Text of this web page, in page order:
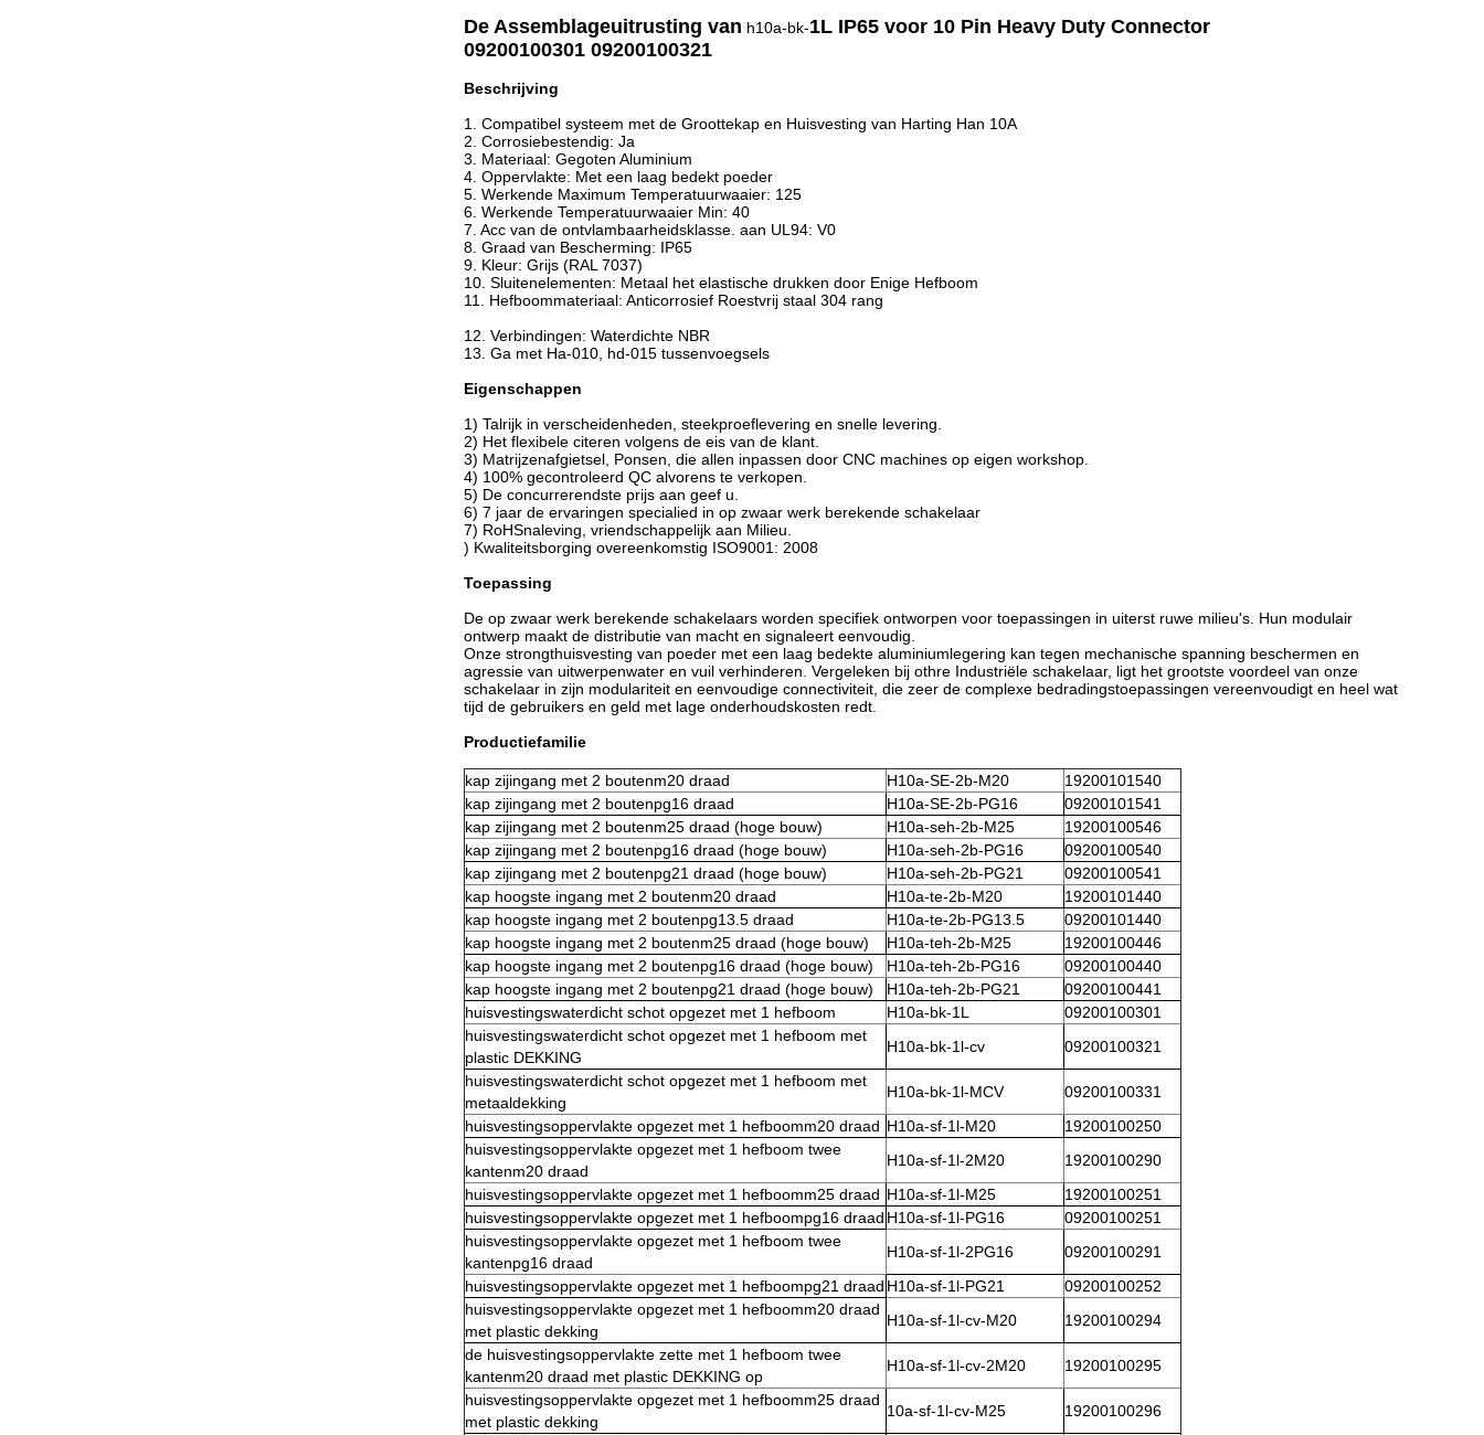
De Assemblageuitrusting van h10a-bk-1L IP65 voor 10 Pin Heavy Duty Connector
09200100301 09200100321
Beschrijving
1. Compatibel systeem met de Groottekap en Huisvesting van Harting Han 10A
2. Corrosiebestendig: Ja
3. Materiaal: Gegoten Aluminium
4. Oppervlakte: Met een laag bedekt poeder
5. Werkende Maximum Temperatuurwaaier: 125
6. Werkende Temperatuurwaaier Min: 40
7. Acc van de ontvlambaarheidsklasse. aan UL94: V0
8. Graad van Bescherming: IP65
9. Kleur: Grijs (RAL 7037)
10. Sluitenelementen: Metaal het elastische drukken door Enige Hefboom
11. Hefboommateriaal: Anticorrosief Roestvrij staal 304 rang
12. Verbindingen: Waterdichte NBR
13. Ga met Ha-010, hd-015 tussenvoegsels
Eigenschappen
1) Talrijk in verscheidenheden, steekproeflevering en snelle levering.
2) Het flexibele citeren volgens de eis van de klant.
3) Matrijzenafgietsel, Ponsen, die allen inpassen door CNC machines op eigen workshop
4) 100% gecontroleerd QC alvorens te verkopen.
5) De concurrerendste prijs aan geef u.
6) 7 jaar de ervaringen specialied in op zwaar werk berekende schakelaar
7) RoHSnaleving, vriendschappelijk aan Milieu.
) Kwaliteitsborging overeenkomstig ISO9001: 2008
Toepassing
De op zwaar werk berekende schakelaars worden specifiek ontworpen voor toepassingen in uiterst ruwe milieu's. Hun modulair
ontwerp maakt de distributie van macht en signaleert eenvoudig.
Onze strongthuisvesting van poeder met een laag bedekte aluminiumlegering kan tegen mechanische spanning beschermen en
agressie van uitwerpenwater en vuil verhinderen. Vergeleken bij othre Industriële schakelaar, ligt het grootste voordeel van onze
schakelaar in zijn modulariteit en eenvoudige connectiviteit, die zeer de complexe bedradingstoepassingen vereenvoudigt en heel wat
tijd de gebruikers en geld met lage onderhoudskosten redt.
Productiefamilie
kap zijingang met 2 boutenm20 draad H10a-SE-2b-M20
19200101540
kap zijingang met 2 boutenpg16 draad
H10a-SE-2b-PG16
09200101541
kap zijingang met 2 boutenm25 draad (hoge bouw)
H10a-seh-2b-M25
19200100546
kap zijingang met 2 boutenpg16 draad (hoge bouw)
H10a-seh-2b-PG16
09200100540
kap zijingang met 2 boutenpg21 draad (hoge bouw)
H10a-seh-2b-PG21
09200100541
kap hoogste ingang met 2 boutenm20 draad
H10a-te-2b-M20
19200101440
kap hoogste ingang met 2 boutenpg13.5 draad
H10a-te-2b-PG13.5
09200101440
kap hoogste ingang met 2 boutenm25 draad (hoge bouw)
H10a-teh-2b-M25
19200100446
kap hoogste ingang met 2 boutenpg16 draad (hoge bouw)
H10a-teh-2b-PG16
09200100440
kap hoogste ingang met 2 boutenpg21 draad (hoge bouw)
H10a-teh-2b-PG21
09200100441
huisvestingswaterdicht schot opgezet met 1 hefboom
H10a-bk-1L
09200100301
huisvestingswaterdicht schot opgezet met 1 hefboom met
plastic DEKKING
H10a-bk-1l-cv
09200100321
huisvestingswaterdicht schot opgezet met 1 hefboom met
metaaldekking
H10a-bk-1l-MCV
09200100331
huisvestingsoppervlakte opgezet met 1 hefboomm20 draad H10a-sf-1l-M20
19200100250
huisvestingsoppervlakte opgezet met 1 hefboom twee
kantenm20 draad
H10a-sf-1l-2M20
19200100290
huisvestingsoppervlakte opgezet met 1 hefboomm25 draad H10a-sf-1l-M25
19200100251
huisvestingsoppervlakte opgezet met 1 hefboompg16 draad H10a-sf-1l-PG16
09200100251
huisvestingsoppervlakte opgezet met 1 hefboom twee
kantenpg16 draad
H10a-sf-1l-2PG16
09200100291
huisvestingsoppervlakte opgezet met 1 hefboompg21 draad H10a-sf-1l-PG21
09200100252
huisvestingsoppervlakte opgezet met 1 hefboomm20 draad
met plastic dekking
H10a-sf-1l-cv-M20
19200100294
de huisvestingsoppervlakte zette met 1 hefboom twee
kantenm20 draad met plastic DEKKING op
H10a-sf-1l-cv-2M20
19200100295
huisvestingsoppervlakte opgezet met 1 hefboomm25 draad
met plastic dekking
10a-sf-1l-cv-M25
19200100296